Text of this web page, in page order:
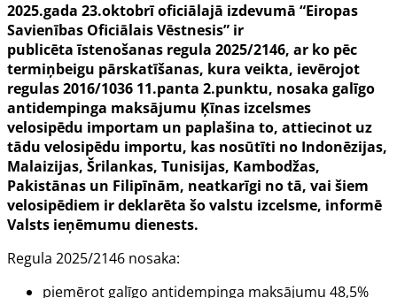
2025.gada 23.oktobrī oficiālajā izdevumā “Eiropas
Savienības Oficiālais Vēstnesis” ir
publicēta īstenošanas regula 2025/2146, ar ko pēc
termiņbeigu pārskatīšanas, kura veikta, ievērojot
regulas 2016/1036 11.panta 2.punktu, nosaka galīgo
antidempinga maksājumu Ķīnas izcelsmes
velosipēdu importam un paplašina to, attiecinot uz
tādu velosipēdu importu, kas nosūtīti no Indonēzijas,
Malaizijas, Šrilankas, Tunisijas, Kambodžas,
Pakistānas un Filipīnām, neatkarīgi no tā, vai šiem
velosipēdiem ir deklarēta šo valstu izcelsme, informē
Valsts ieņēmumu dienests.
Regula 2025/2146 nosaka:
piemērot galīgo antidempinga maksājumu 48,5%